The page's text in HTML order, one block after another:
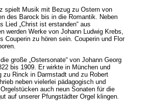
spielt Musik mit Bezug zu Ostern von
des Barock bis in die Romantik. Neben
Lied „Christ ist erstanden“ aus
werden Werke von Johann Ludwig Krebs,
Couperin zu hören sein. Couperin und Flor
große „Ostersonate“ von Johann Georg
bis 1909. Er wirkte in München und
zu Rinck in Darmstadt und zu Robert
neben vielerlei pädagogisch und
auch neun Sonaten für die
auf unserer Pfungstädter Orgel klingen.